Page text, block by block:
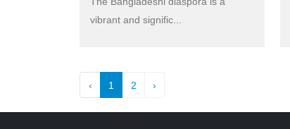
vibrant and signific...
‹ 1 2 ›